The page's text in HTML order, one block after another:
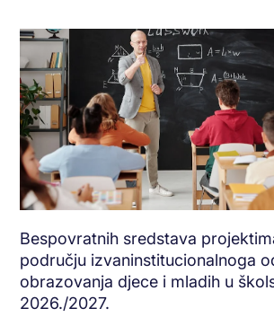
Bespovratnih sredstava
području izvaninstitucionalnoga
obrazovanja djece i mladih u
2026./2027.